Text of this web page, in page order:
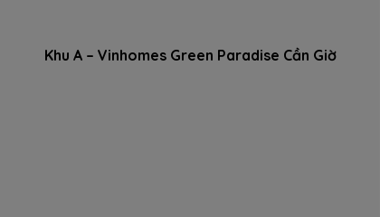
Khu A – Vinhomes Green Paradise Cần Giờ